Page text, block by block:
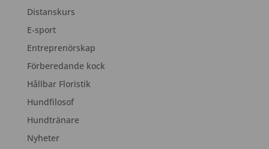
Distanskurs
E-sport
Entreprenörskap
Förberedande kock
Hållbar Floristik
Hundfilosof
Hundtränare
Nyheter